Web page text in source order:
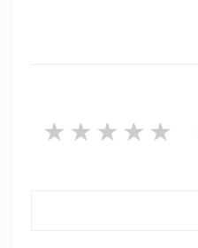
5 stars
4 stars
3 stars
2 stars